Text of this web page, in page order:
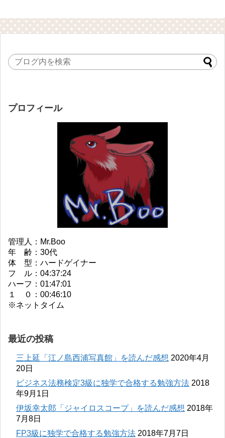
プロフィール
管理人：Mr.Boo
年 齢：30代
体 型：ハードゲイナー
フ ル：04:37:24
ハーフ：01:47:01
１ ０：00:46:10
※ネットタイム
最近の投稿
三上延「江ノ島西浦写真館」を読んだ感想 2020年4月
20日
ビジネス法務検定3級に独学で合格する勉強方法 2018
年9月1日
伊坂幸太郎「ジャイロスコープ」を読んだ感想 2018年
7月8日
FP3級に独学で合格する勉強方法 2018年7月7日